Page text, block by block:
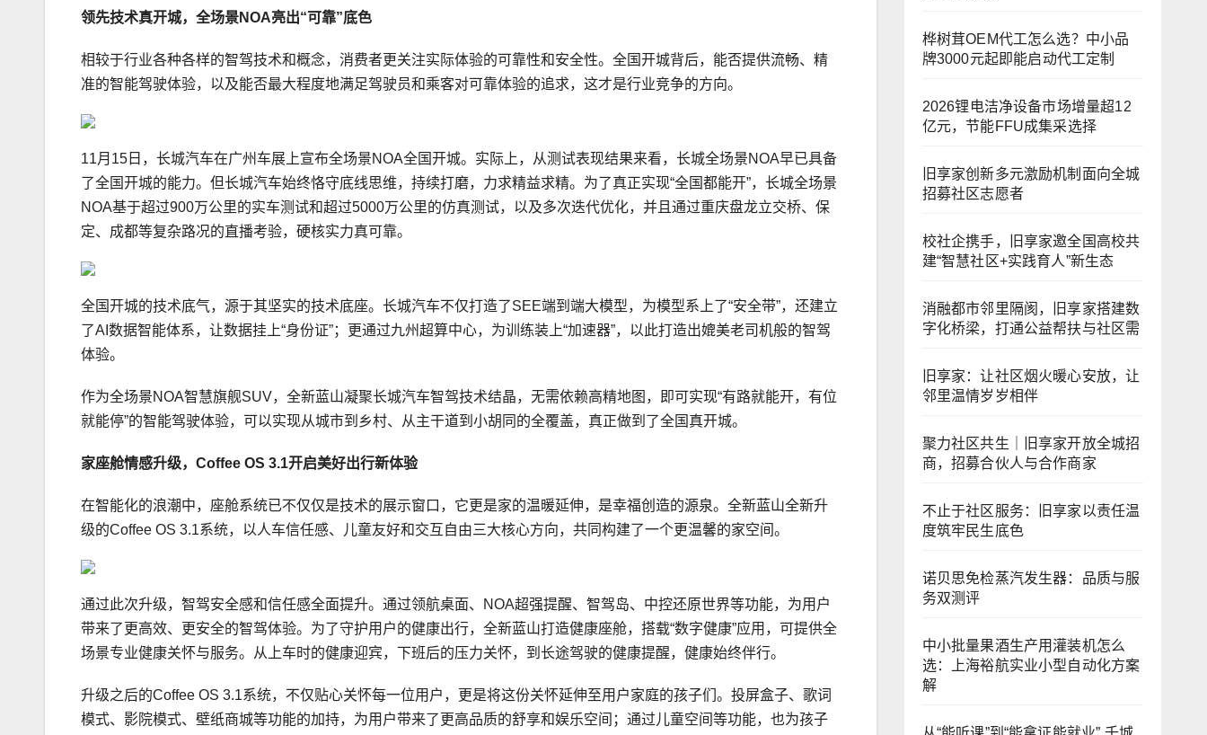
领先技术真开城， 全场景NOA亮出“可靠”底色
相较于行业各种各样的智驾技术和概念，消费者更关注实际体验的可靠性和安全性。全国开城背后，能否提供流畅、精
准的智能驾驶体验，以及能否最大程度地满足驾驶员和乘客对可靠体验的追求，这才是行业竞争的方向。
11月15日，长城汽车在广州车展上宣布全场景NOA全国开城。实际上，从测试表现结果来看，长城全场景NOA早已具备
了全国开城的能力。但长城汽车始终恪守底线思维，持续打磨，力求精益求精。为了真正实现“全国都能开”，长城全场景
NOA基于超过900万公里的实车测试和超过5000万公里的仿真测试，以及多次迭代优化，并且通过重庆盘龙立交桥、保
定、成都等复杂路况的直播考验，硬核实力真可靠。
全国开城的技术底气，源于其坚实的技术底座。长城汽车不仅打造了SEE端到端大模型，为模型系上了“安全带”，还建立
了AI数据智能体系，让数据挂上“身份证”；更通过九州超算中心，为训练装上“加速器”，以此打造出媲美老司机般的智驾
体验。
作为全场景NOA智慧旗舰SUV，全新蓝山凝聚长城汽车智驾技术结晶，无需依赖高精地图，即可实现“有路就能开，有位
就能停”的智能驾驶体验，可以实现从城市到乡村、从主干道到小胡同的全覆盖，真正做到了全国真开城。
家座舱情感升级，Coffee OS 3.1开启美好出行新体验
在智能化的浪潮中，座舱系统已不仅仅是技术的展示窗口，它更是家的温暖延伸，是幸福创造的源泉。全新蓝山全新升
级的Coffee OS 3.1系统，以人车信任感、儿童友好和交互自由三大核心方向，共同构建了一个更温馨的家空间。
通过此次升级，智驾安全感和信任感全面提升。通过领航桌面、NOA超强提醒、智驾岛、中控还原世界等功能，为用户
带来了更高效、更安全的智驾体验。为了守护用户的健康出行，全新蓝山打造健康座舱，搭载“数字健康”应用，可提供全
场景专业健康关怀与服务。从上车时的健康迎宾，下班后的压力关怀，到长途驾驶的健康提醒，健康始终伴行。
升级之后的Coffee OS 3.1系统，不仅贴心关怀每一位用户，更是将这份关怀延伸至用户家庭的孩子们。投屏盒子、歌词
模式、影院模式、壁纸商城等功能的加持，为用户带来了更高品质的舒享和娱乐空间；通过儿童空间等功能，也为孩子
桦树茸OEM代工怎么选？中小品
牌3000元起即能启动代工定制
2026锂电洁净设备市场增量超12
亿元，节能FFU成集采选择
旧享家创新多元激励机制面向全城
招募社区志愿者
校社企携手，旧享家邀全国高校共
建“智慧社区+实践育人”新生态
消融都市邻里隔阂，旧享家搭建数
字化桥梁，打通公益帮扶与社区需
旧享家：让社区烟火暖心安放，让
邻里温情岁岁相伴
聚力社区共生｜旧享家开放全城招
商，招募合伙人与合作商家
不止于社区服务：旧享家以责任温
度筑牢民生底色
诺贝思免检蒸汽发生器：品质与服
务双测评
中小批量果酒生产用灌装机怎么
选：上海裕航实业小型自动化方案
解